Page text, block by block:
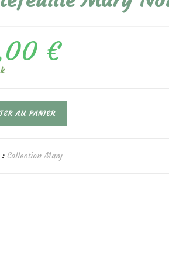
€
AU PANIER
: Collection Mary